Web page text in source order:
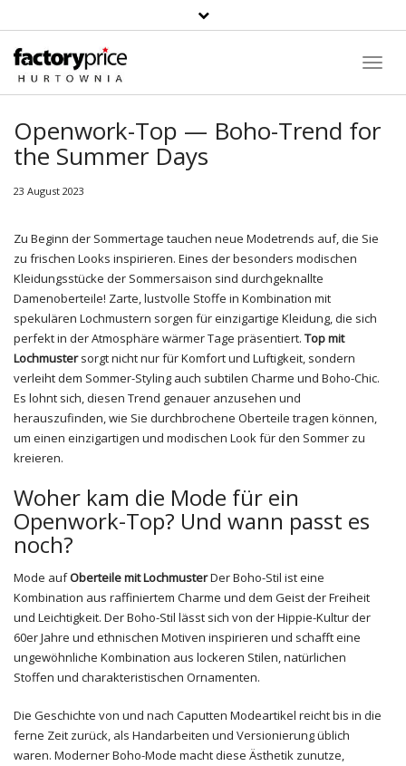
Suche
Openwork-Top — Boho-Trend for
the Summer Days
23 August 2023
Zu Beginn der Sommertage tauchen neue Modetrends auf, die Sie
zu frischen Looks inspirieren. Eines der besonders modischen
Kleidungsstücke der Sommersaison sind durchgeknallte
Damenoberteile! Zarte, lustvolle Stoffe in Kombination mit
spekulären Lochmustern sorgen für einzigartige Kleidung, die sich
perfekt in der Atmosphäre wärmer Tage präsentiert. Top mit
Lochmustersorgt nicht nur für Komfort und Luftigkeit, sondern
verleiht dem Sommer-Styling auch subtilen Charme und Boho-Chic.
Es lohnt sich, diesen Trend genauer anzusehen und
herauszufinden, wie Sie durchbrochene Oberteile tragen können,
um einen einzigartigen und modischen Look für den Sommer zu
kreieren.
Woher kam die Mode für ein
Openwork-Top? Und wann passt es
noch?
Mode aufOberteile mit LochmusterDer Boho-Stil ist eine
Kombination aus raffiniertem Charme und dem Geist der Freiheit
und Leichtigkeit. Der Boho-Stil lässt sich von der Hippie-Kultur der
60er Jahre und ethnischen Motiven inspirieren und schafft eine
ungewöhnliche Kombination aus lockeren Stilen, natürlichen
Stoffen und charakteristischen Ornamenten.
Die Geschichte von und nach Caputten Modeartikel reicht bis in die
ferne Zeit zurück, als Handarbeiten und Versionierung üblich
waren. Moderner Boho-Mode macht diese Ästhetik zunutze,